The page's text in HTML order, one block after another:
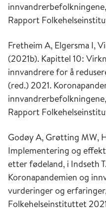
Rapport
Fretheim A, Elgersma I,
(2021b). Kapittel 10:
innvandrere for å
(red.) 2021.
Rapport
Godøy A, Grøtting MW,
Implementering og
etter fødeland, i Indseth
Koronapandemien og
vurderinger og
Folkehelseinstituttet